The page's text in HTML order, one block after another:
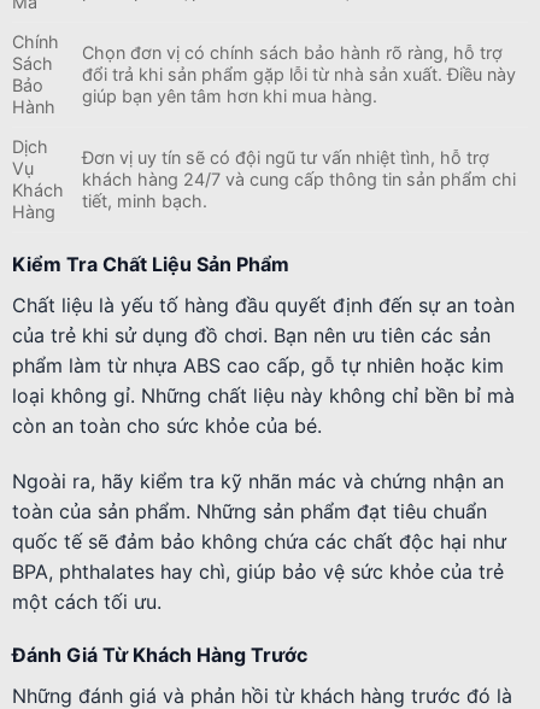
Chính
Sách
Bảo
Hành
Chọn đơn vị có chính sách bảo hành rõ ràng, hỗ trợ
đổi trả khi sản phẩm gặp lỗi từ nhà sản xuất. Điều này
giúp bạn yên tâm hơn khi mua hàng.
Dịch
Vụ
Khách
Hàng
Đơn vị uy tín sẽ có đội ngũ tư vấn nhiệt tình, hỗ trợ
khách hàng 24/7 và cung cấp thông tin sản phẩm chi
tiết, minh bạch.
Kiểm Tra Chất Liệu Sản Phẩm
Chất liệu là yếu tố hàng đầu quyết định đến sự an toàn
của trẻ khi sử dụng đồ chơi. Bạn nên ưu tiên các sản
phẩm làm từ nhựa ABS cao cấp, gỗ tự nhiên hoặc kim
loại không gỉ. Những chất liệu này không chỉ bền bỉ mà
còn an toàn cho sức khỏe của bé.
Ngoài ra, hãy kiểm tra kỹ nhãn mác và chứng nhận an
toàn của sản phẩm. Những sản phẩm đạt tiêu chuẩn
quốc tế sẽ đảm bảo không chứa các chất độc hại như
BPA, phthalates hay chì, giúp bảo vệ sức khỏe của trẻ
một cách tối ưu.
Đánh Giá Từ Khách Hàng Trước
Những đánh giá và phản hồi từ khách hàng trước đó là